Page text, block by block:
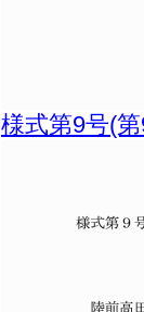
様式第9号(